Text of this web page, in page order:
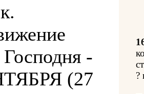
-
(27
?